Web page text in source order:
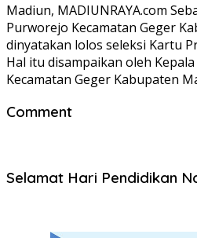
Madiun, MADIUNRAYA.com
Purworejo Kecamatan Geger
dinyatakan lolos seleksi Kartu
Hal itu disampaikan oleh
Kecamatan Geger Kabupaten
Comment
Selamat Hari Pendidikan